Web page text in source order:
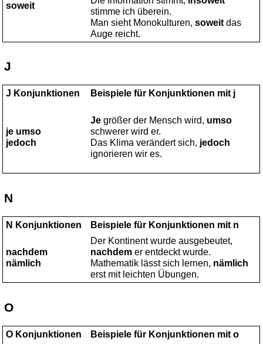
soweit
stimme ich überein.
Man sieht Monokulturen,soweit das
Auge reicht.
J
J Konjunktionen Beispiele für Konjunktionen mit j
je umso
jedoch
Je größer der Mensch wird, umso
schwerer wird er.
Das Klima verändert sich, jedoch
ignorieren wir es.
N
N Konjunktionen Beispiele für Konjunktionen mit n
nachdem
nämlich
Der Kontinent wurde ausgebeutet,
nachdem er entdeckt wurde.
Mathematik lässt sich lernen, nämlich
erst mit leichten Übungen.
O
O Konjunktionen Beispiele für Konjunktionen mit o